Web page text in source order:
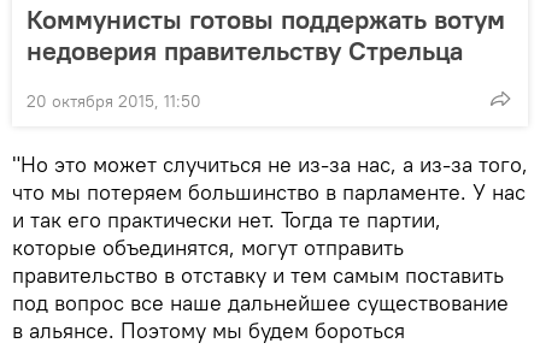
Коммунисты готовы поддержать вотум
недоверия правительству Стрельца
20 октября 2015, 11:50
"Но это может случиться не из-за нас, а из-за того,
что мы потеряем большинство в парламенте. У нас
и так его практически нет. Тогда те партии,
которые объединятся, могут отправить
правительство в отставку и тем самым поставить
под вопрос все наше дальнейшее существование
в альянсе. Поэтому мы будем бороться